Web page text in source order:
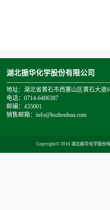
湖北振华化学股份有限公司
地址：湖北省黄石市西塞山区黄石大道
电话：0714-6406387
邮编：435001
销售邮箱：info@hszhenhua.com
Copyright© 2016 湖北振华化学股份